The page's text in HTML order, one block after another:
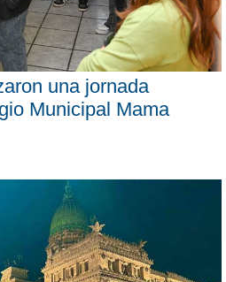
una jornada
Municipal Mama